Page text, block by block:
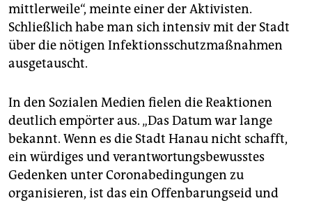
mittlerweile“, meinte einer der Aktivisten.
Schließlich habe man sich intensiv mit der Stadt
über die nötigen Infektionsschutzmaßnahmen
ausgetauscht.
In den Sozialen Medien fielen die Reaktionen
deutlich empörter aus. „Das Datum war lange
bekannt. Wenn es die Stadt Hanau nicht schafft,
ein würdiges und verantwortungsbewusstes
Gedenken unter Coronabedingungen zu
organisieren, ist das ein Offenbarungseid und